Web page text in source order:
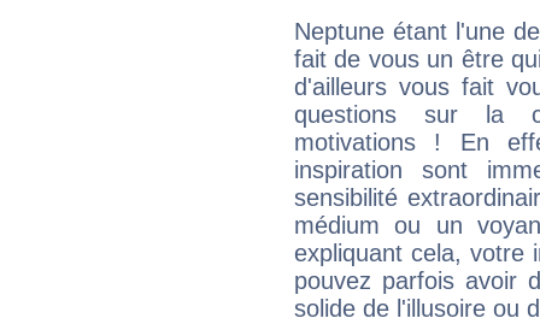
Neptune étant l'une
fait de vous un être
d'ailleurs vous fait
questions sur la
motivations ! En
inspiration sont
sensibilité
médium ou un
expliquant cela, votre
pouvez parfois avoir
solide de l'illusoire ou